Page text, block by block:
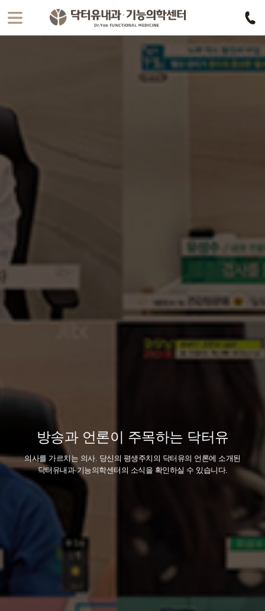
방송과 언론이 주목하는 닥터유
의사를 가르치는 의사. 당신의 평생주치의 닥터유의 언론에 소개된
닥터유내과·기능의학센터의 소식을 확인하실 수 있습니다.